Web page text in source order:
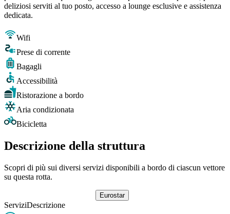
deliziosi serviti al tuo posto, accesso a lounge esclusive e assistenza
dedicata.
Wifi
Prese di corrente
Bagagli
Accessibilità
Ristorazione a bordo
Aria condizionata
Bicicletta
Descrizione della struttura
Scopri di più sui diversi servizi disponibili a bordo di ciascun vettore
su questa rotta.
Eurostar
ServiziDescrizione